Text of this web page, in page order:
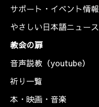
サポート・イベント情報
やさしい日本語ニュース
教会の扉
音声説教（youtube）
祈り一覧
本・映画・音楽